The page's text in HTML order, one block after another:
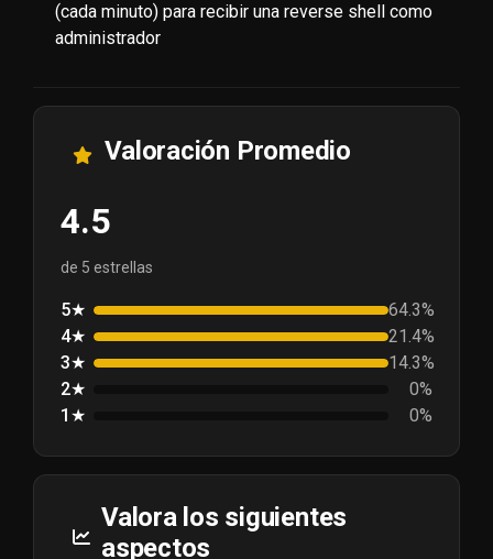
Flag de Root
User Blood ShadowHound
(cada minuto) para recibir una reverse shell como
administrador
Valoración Promedio
4.5
de 5 estrellas
5★
64.3%
4★
21.4%
3★
14.3%
2★
0%
1★
0%
Valora los siguientes
aspectos